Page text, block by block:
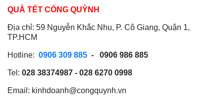
QUÀ TẾT CỐNG QUỲNH
Địa chỉ: 59 Nguyễn Khắc Nhu, P. Cô Giang, Quận 1,
TP.HCM
Hotline: 0906 309 885 - 0906 986 885
Tel: 028 38374987 - 028 6270 0998
Email: kinhdoanh@congquynh.vn